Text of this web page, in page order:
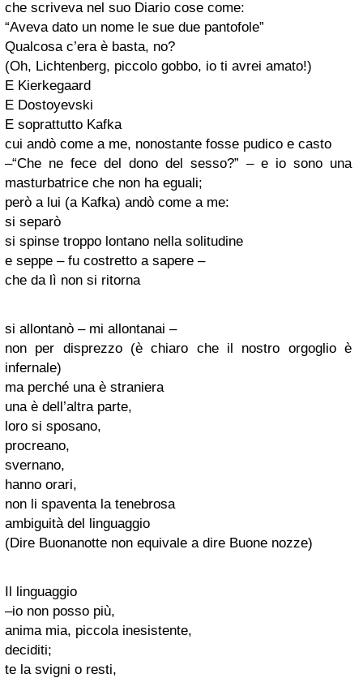
che scriveva nel suo Diario cose come:
“Aveva dato un nome le sue due pantofole”
Qualcosa c’era è basta, no?
(Oh, Lichtenberg, piccolo gobbo, io ti avrei amato!)
E Kierkegaard
E Dostoyevski
E soprattutto Kafka
cui andò come a me, nonostante fosse pudico e casto
–“Che ne fece del dono del sesso?” – e io sono una
masturbatrice che non ha eguali;
però a lui (a Kafka) andò come a me:
si separò
si spinse troppo lontano nella solitudine
e seppe – fu costretto a sapere –
che da lì non si ritorna
si allontanò – mi allontanai –
non per disprezzo (è chiaro che il nostro orgoglio è
infernale)
ma perché una è straniera
una è dell’altra parte,
loro si sposano,
procreano,
svernano,
hanno orari,
non li spaventa la tenebrosa
ambiguità del linguaggio
(Dire Buonanotte non equivale a dire Buone nozze)
Il linguaggio
–io non posso più,
anima mia, piccola inesistente,
deciditi;
te la svigni o resti,